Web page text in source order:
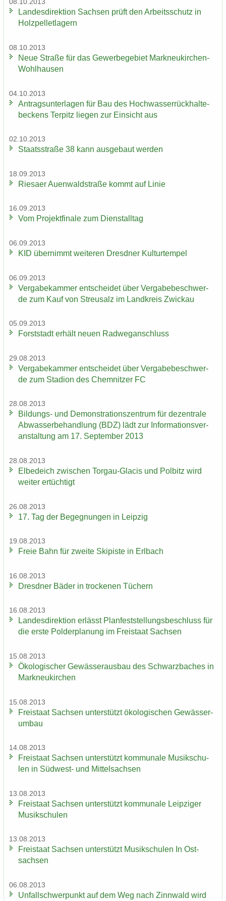
08.10.2013
Lan­des­di­rek­ti­on Sach­sen prüft den Ar­beits­schutz in
Holz­pel­let­la­gern
08.10.2013
Neue Stra­ße für das Ge­wer­be­ge­biet Markneukirchen-​
Wohlhausen
04.10.2013
An­trags­un­ter­la­gen für Bau des Hoch­was­ser­rück­hal­te­
be­ckens Ter­pitz lie­gen zur Ein­sicht aus
02.10.2013
Staats­stra­ße 38 kann aus­ge­baut wer­den
18.09.2013
Rie­sa­er Au­en­wald­stra­ße kommt auf Linie
16.09.2013
Vom Pro­jekt­fi­na­le zum Dienst­all­tag
06.09.2013
KID über­nimmt wei­te­ren Dresd­ner Kul­tur­tem­pel
06.09.2013
Ver­ga­be­kam­mer ent­schei­det über Ver­ga­be­be­schwer­
de zum Kauf von Streu­salz im Land­kreis Zwi­ckau
05.09.2013
Forst­stadt er­hält neuen Rad­weg­an­schluss
29.08.2013
Ver­ga­be­kam­mer ent­schei­det über Ver­ga­be­be­schwer­
de zum Sta­di­on des Chem­nit­zer FC
28.08.2013
Bildungs-​ und De­mons­tra­ti­ons­zen­trum für de­zen­tra­le
Ab­was­ser­be­hand­lung (BDZ) lädt zur In­for­ma­ti­ons­ver­
an­stal­tung am 17. Sep­tem­ber 2013
28.08.2013
El­be­deich zwi­schen Torgau-​Glacis und Pol­bitz wird
wei­ter er­tüch­tigt
26.08.2013
17. Tag der Be­geg­nun­gen in Leip­zig
19.08.2013
Freie Bahn für zwei­te Ski­pis­te in Erl­bach
16.08.2013
Dresd­ner Bäder in tro­cke­nen Tü­chern
16.08.2013
Lan­des­di­rek­ti­on er­lässt Plan­fest­stel­lungs­be­schluss für
die erste Pol­der­pla­nung im Frei­staat Sach­sen
15.08.2013
Öko­lo­gi­scher Ge­wäs­ser­aus­bau des Schwarz­ba­ches in
Mark­neu­kir­chen
15.08.2013
Frei­staat Sach­sen un­ter­stützt öko­lo­gi­schen Ge­wäs­ser­
um­bau
14.08.2013
Frei­staat Sach­sen un­ter­stützt kom­mu­na­le Mu­sik­schu­
len in Südwest-​ und Mit­tel­sach­sen
13.08.2013
Frei­staat Sach­sen un­ter­stützt kom­mu­na­le Leip­zi­ger
Mu­sik­schu­len
13.08.2013
Frei­staat Sach­sen un­ter­stützt Mu­sik­schu­len In Ost­
sach­sen
06.08.2013
Un­fall­schwer­punkt auf dem Weg nach Zinn­wald wird